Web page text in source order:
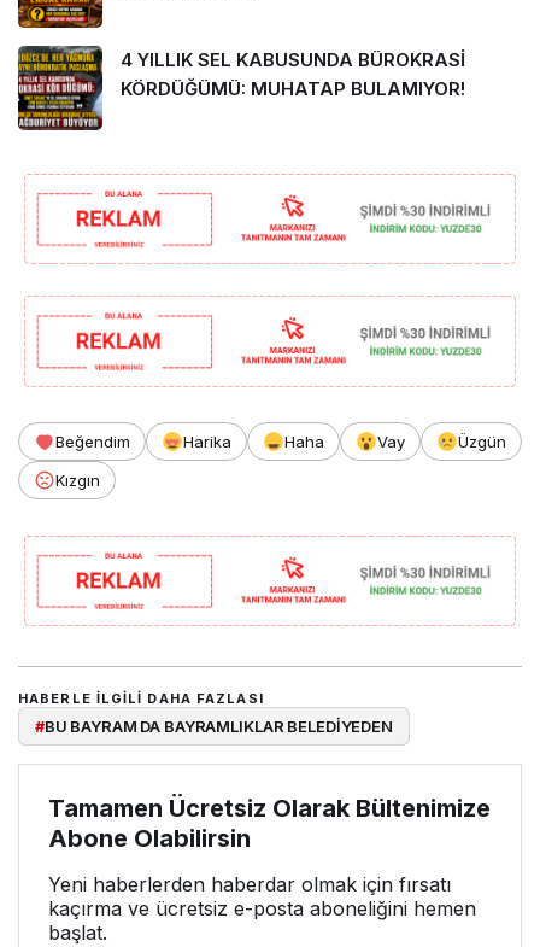
4 YILLIK SEL KABUSUNDA BÜROKRASİ
KÖRDÜĞÜMÜ: MUHATAP BULAMIYOR!
Beğendim Harika Haha Vay
Üzgün
Kızgın
HABERLE ILGILI DAHA FAZLASI
#BU BAYRAM DA BAYRAMLIKLAR BELEDİYEDEN
Tamamen Ücretsiz Olarak Bültenimize
Abone Olabilirsin
Yeni haberlerden haberdar olmak için fırsatı
kaçırma ve ücretsiz e-posta aboneliğini hemen
başlat.